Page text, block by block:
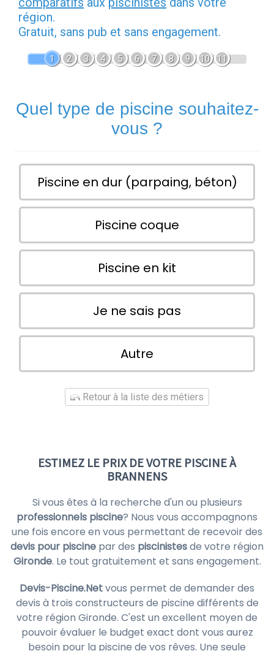
région.
Gratuit, sans pub et sans engagement.
1 2 3 4 5 6 7 8 9 10 11
Quel type de piscine souhaitez-
vous ?
Piscine en dur (parpaing, béton)
Piscine coque
Piscine en kit
Je ne sais pas
Autre
Retour à la liste des métiers
ESTIMEZ LE PRIX DE VOTRE PISCINE À
BRANNENS
Si vous êtes à la recherche d'un ou plusieurs
professionnels piscine? Nous vous accompagnons
une fois encore en vous permettant de recevoir des
devis pour piscine par des piscinistesde votre région
Gironde. Le tout gratuitement et sans engagement.
Devis-Piscine.Netvous permet de demander des
devis à trois constructeurs de piscine différents de
votre région Gironde. C'est un excellent moyen de
pouvoir évaluer le budget exact dont vous aurez
besoin pour la piscine de vos rêves. Une seule